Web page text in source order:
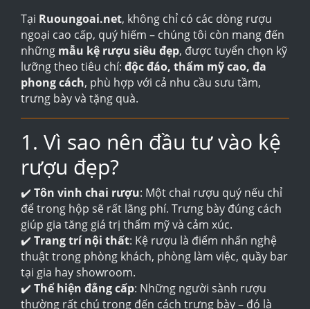
Tại Ruoungoai.net, không chỉ có các dòng rượu
ngoại cao cấp, quý hiếm – chúng tôi còn mang đến
những mẫu kệ rượu siêu đẹp, được tuyển chọn kỹ
lưỡng theo tiêu chí: độc đáo, thẩm mỹ cao, đa
phong cách, phù hợp với cả nhu cầu sưu tầm,
trưng bày và tặng quà.
1. Vì sao nên đầu tư vào kệ
rượu đẹp?
✔️ Tôn vinh chai rượu: Một chai rượu quý nếu chỉ
để trong hộp sẽ rất lãng phí. Trưng bày đúng cách
giúp gia tăng giá trị thẩm mỹ và cảm xúc.
✔️ Trang trí nội thất: Kệ rượu là điểm nhấn nghệ
thuật trong phòng khách, phòng làm việc, quầy bar
tại gia hay showroom.
✔️ Thể hiện đẳng cấp: Những người sành rượu
thường rất chú trọng đến cách trưng bày – đó là